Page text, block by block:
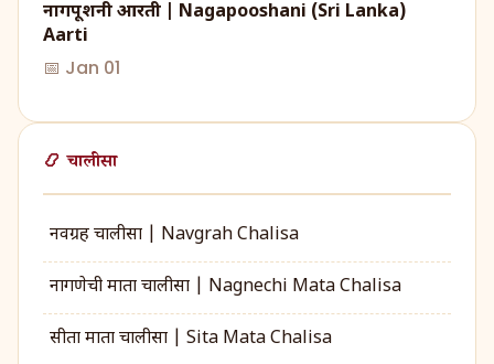
नागपूशनी आरती | Nagapooshani (Sri Lanka)
Aarti
📅 Jan 01
📿 चालीसा
नवग्रह चालीसा | Navgrah Chalisa
नागणेची माता चालीसा | Nagnechi Mata Chalisa
सीता माता चालीसा | Sita Mata Chalisa